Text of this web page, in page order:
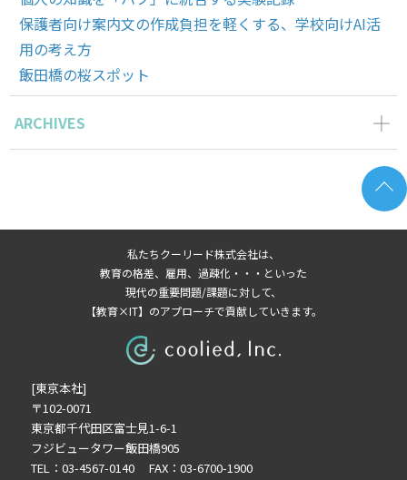
保護者向け案内文の作成負担を軽くする、学校向けAI活
用の考え方
飯田橋の桜スポット
ARCHIVES
2026年2月の記事一覧(3)
2026年1月の記事一覧(3)
2025年8月の記事一覧(1)
2025年7月の記事一覧(3)
2025年6月の記事一覧(2)
2024年12月の記事一覧(1)
2024年10月の記事一覧(1)
2024年9月の記事一覧(2)
2024年8月の記事一覧(1)
私たちクーリード株式会社は、
教育の格差、雇用、過疎化・・・といった
現代の重要問題/課題に対して、
【教育×IT】のアプローチで貢献していきます。
[東京本社]
〒102-0071
東京都千代田区富士見1-6-1
フジビュータワー飯田橋905
TEL：03-4567-0140 FAX：03-6700-1900